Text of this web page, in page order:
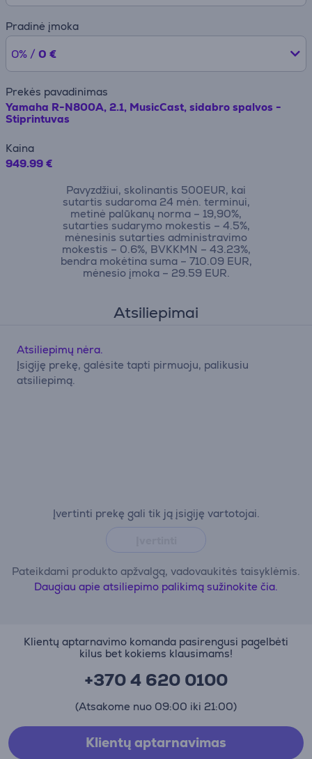
Pradinė įmoka
0% / 0 €
Prekės pavadinimas
Yamaha R-N800A, 2.1, MusicCast, sidabro spalvos -
Stiprintuvas
Kaina
949.99 €
Pavyzdžiui, skolinantis 500EUR, kai
sutartis sudaroma 24 mėn. terminui,
metinė palūkanų norma – 19,90%,
sutarties sudarymo mokestis – 4.5%,
mėnesinis sutarties administravimo
mokestis – 0.6%, BVKKMN – 43.23%,
bendra mokėtina suma – 710.09 EUR,
mėnesio įmoka – 29.59 EUR.
Atsiliepimai
Įvertinti prekę gali tik ją įsigiję vartotojai.
Pateikdami produkto apžvalgą, vadovaukitės taisyklėmis.
Daugiau apie atsiliepimo palikimą sužinokite čia.
Atsiliepimų nėra.
Įsigiję prekę, galėsite tapti pirmuoju, palikusiu
atsiliepimą.
Klientų aptarnavimo komanda pasirengusi pagelbėti
kilus bet kokiems klausimams!
+370 4 620 0100
(Atsakome nuo 09:00 iki 21:00)
Klientų aptarnavimas